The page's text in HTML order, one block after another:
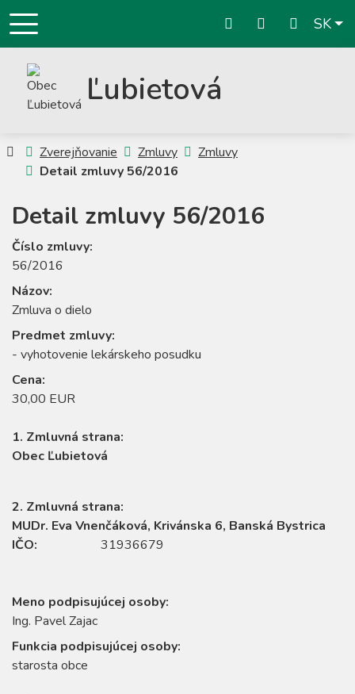
SK
Ľubietová
Úvodná stránka
Zverejňovanie Zmluvy
Zmluvy
Detail zmluvy 56/2016
Detail zmluvy 56/2016
Číslo zmluvy:
56/2016
Názov:
Zmluva o dielo
Predmet zmluvy:
- vyhotovenie lekárskeho posudku
Cena:
30,00 EUR
1. Zmluvná strana:
Obec Ľubietová
2. Zmluvná strana:
MUDr. Eva Vnenčáková, Krivánska 6, Banská Bystrica
IČO:
31936679
Meno podpisujúcej osoby:
Ing. Pavel Zajac
Funkcia podpisujúcej osoby:
starosta obce